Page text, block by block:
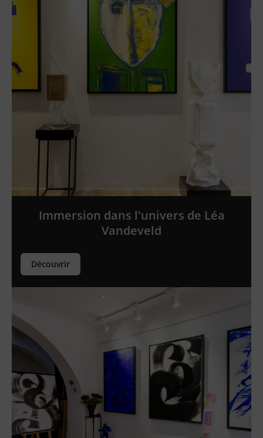
Immersion dans l'univers de Léa
Vandeveld
Découvrir